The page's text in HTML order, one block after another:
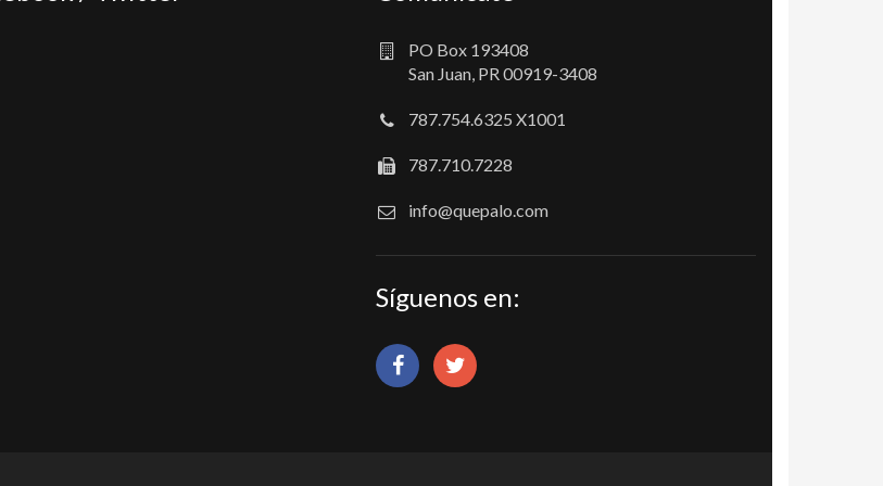
PO Box 193408
San Juan, PR 00919-3408
787.754.6325 X1001
787.710.7228
info@quepalo.com
Síguenos en: